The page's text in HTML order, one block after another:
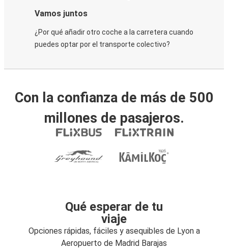
Vamos juntos
¿Por qué añadir otro coche a la carretera cuando
puedes optar por el transporte colectivo?
Con la confianza de más de 500
millones de pasajeros.
Qué esperar de tu
viaje
Opciones rápidas, fáciles y asequibles de Lyon a
Aeropuerto de Madrid Barajas